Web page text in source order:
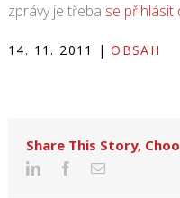
zprávy je třeba se přihlásit
14. 11. 2011 | OBSAH
Share This Story,